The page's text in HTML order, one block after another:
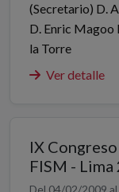
(Secretario) D.
D. Enric Magoo
la Torre
Ver detalle
IX
FISM - Lima